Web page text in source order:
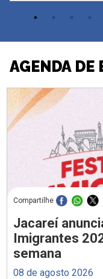
AGENDA DE
Compartilhe
Jacareí
Imigrantes
semana
08 de agosto 2026